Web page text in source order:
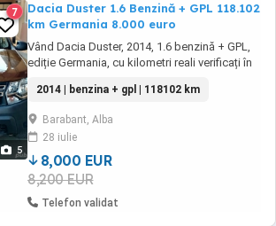
5
7
Dacia Duster 1.6 Benzină + GPL 118.102
km Germania 8.000 euro
Vând Dacia Duster, 2014, 1.6 benzină + GPL,
ediție Germania, cu kilometri reali verificați în
România doar aproximativ 2,5 ani, restul
timpului în Germania. Stare bună, întreținută.
Motorizare: 1.6 pe benzină + GPL omologat
Normă poluare: Euro 5 Culoare: maro
Transmisie: ...
2014 | benzina + gpl | 118102 km
Barabant, Alba
28 iulie
8,000 EUR
8,200 EUR
Telefon validat